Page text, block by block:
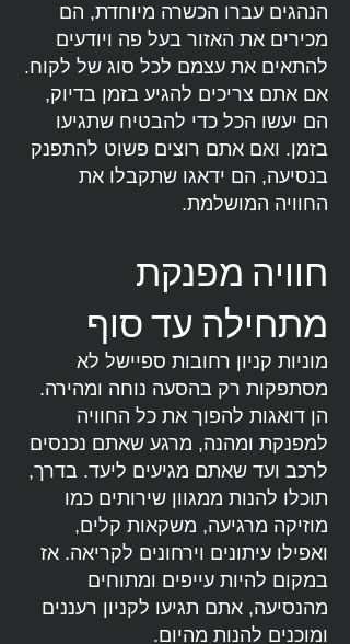
הנהגים עברו הכשרה מיוחדת, הם
מכירים את האזור בעל פה ויודעים
להתאים את עצמם לכל סוג של לקוח.
אם אתם צריכים להגיע בזמן בדיוק,
הם יעשו הכל כדי להבטיח שתגיעו
בזמן. ואם אתם רוצים פשוט להתפנק
בנסיעה, הם ידאגו שתקבלו את
החוויה המושלמת.
חוויה מפנקת
מתחילה עד סוף
מוניות קניון רחובות ספיישל לא
מסתפקות רק בהסעה נוחה ומהירה.
הן דואגות להפוך את כל החוויה
למפנקת ומהנה, מרגע שאתם נכנסים
לרכב ועד שאתם מגיעים ליעד. בדרך,
תוכלו להנות ממגוון שירותים כמו
מוזיקה מרגיעה, משקאות קלים,
ואפילו עיתונים וירחונים לקריאה. אז
במקום להיות עייפים ומתוחים
מהנסיעה, אתם תגיעו לקניון רעננים
ומוכנים להנות מהיום.